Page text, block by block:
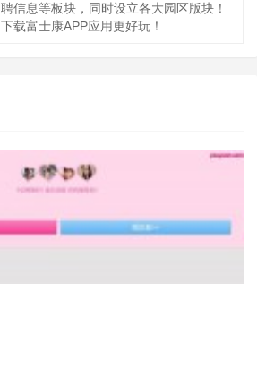
聘信息等板块，同时设立各大园区版块！
下载富士康APP应用更好玩！